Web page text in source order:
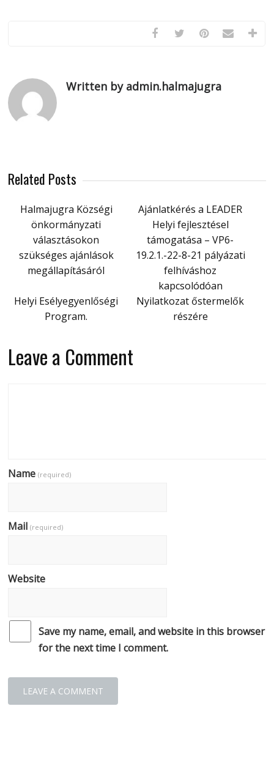
Written by admin.halmajugra
Related Posts
Halmajugra Községi
önkormányzati
választásokon
szükséges ajánlások
megállapításáról
Ajánlatkérés a LEADER
Helyi fejlesztésel
támogatása – VP6-
19.2.1.-22-8-21 pályázati
felhíváshoz
kapcsolódóan
Helyi Esélyegyenlőségi
Program.
Nyilatkozat őstermelők
részére
Leave a Comment
Name(required)
Mail(required)
Website
Save my name, email, and website in this browser
for the next time I comment.